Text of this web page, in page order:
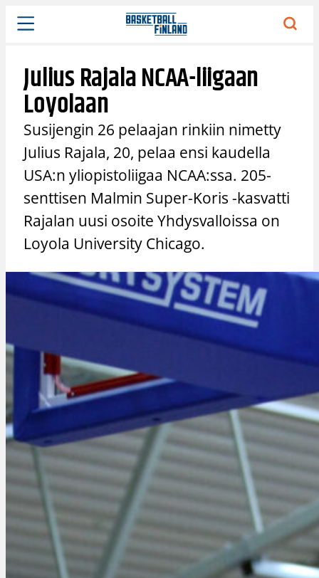
Siirry
sisältöön
Julius Rajala NCAA-liigaan
Loyolaan
Susijengin 26 pelaajan rinkiin nimetty
Julius Rajala, 20, pelaa ensi kaudella
USA:n yliopistoliigaa NCAA:ssa. 205-
senttisen Malmin Super-Koris -kasvatti
Rajalan uusi osoite Yhdysvalloissa on
Loyola University Chicago.